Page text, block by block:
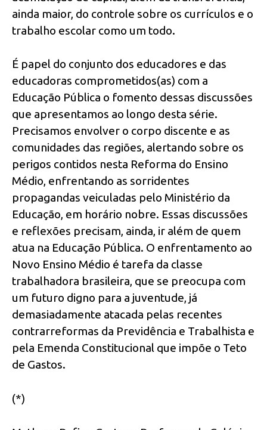
ainda maior, do controle sobre os currículos e o
trabalho escolar como um todo.
É papel do conjunto dos educadores e das
educadoras comprometidos(as) com a
Educação Pública o fomento dessas discussões
que apresentamos ao longo desta série.
Precisamos envolver o corpo discente e as
comunidades das regiões, alertando sobre os
perigos contidos nesta Reforma do Ensino
Médio, enfrentando as sorridentes
propagandas veiculadas pelo Ministério da
Educação, em horário nobre. Essas discussões
e reflexões precisam, ainda, ir além de quem
atua na Educação Pública. O enfrentamento ao
Novo Ensino Médio é tarefa da classe
trabalhadora brasileira, que se preocupa com
um futuro digno para a juventude, já
demasiadamente atacada pelas recentes
contrarreformas da Previdência e Trabalhista e
pela Emenda Constitucional que impõe o Teto
de Gastos.
(*)